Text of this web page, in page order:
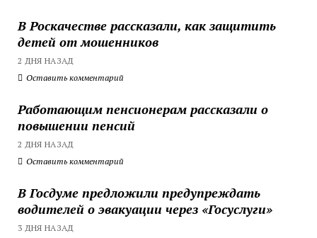
В Роскачестве рассказали, как защитить
детей от мошенников
2 ДНЯ НАЗАД
Оставить комментарий
Работающим пенсионерам рассказали о
повышении пенсий
2 ДНЯ НАЗАД
Оставить комментарий
В Госдуме предложили предупреждать
водителей о эвакуации через «Госуслуги»
3 ДНЯ НАЗАД